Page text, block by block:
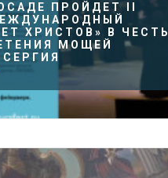
ПРОЙДЕТ II
ХРИСТОВ» В ЧЕСТЬ
МОЩЕЙ